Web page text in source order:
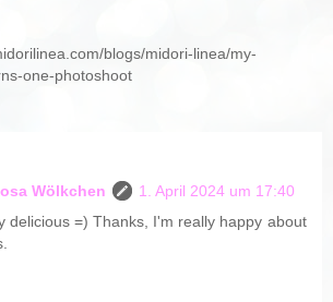
blogs/midori-linea/my-
one-photoshoot
Wölkchen
1. April 2024 um 17:40
delicious =) Thanks, I'm really happy about